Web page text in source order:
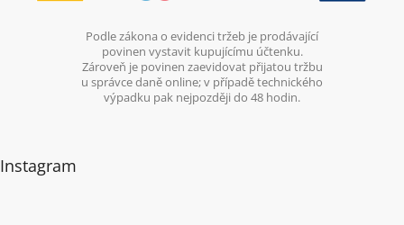
Podle zákona o evidenci tržeb je prodávající
povinen vystavit kupujícímu účtenku.
Zároveň je povinen zaevidovat přijatou tržbu
u správce daně online; v případě technického
výpadku pak nejpozději do 48 hodin.
Instagram